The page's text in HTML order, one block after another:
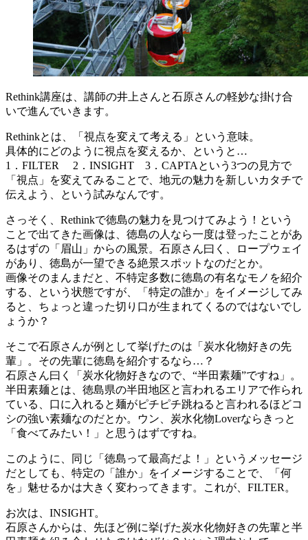
Rethink講座は、講師の井上さんと石原さんの軽妙な掛け合
いで進んでいきます。
Rethinkとは、「視点を変えて考える」という意味。
具体的にどのように視点を変えるか、というと…
1．FILTER 2．INSIGHT 3．CAPTAという3つの見方で
「視点」を変えてみることで、地元の魅力を新しいカタチで
伝えよう、という試みなんです。
さっそく、Rethinkで徳島の魅力を見つけてみよう！という
ことで出てきた画像は、徳島の人なら一度は登ったことがあ
るはずの「眉山」からの風景。石原さん曰く、ロープウェイ
があり、徳島が一望できる絶景スポットなのだとか。
画像そのまんまだと、不特定多数に徳島の有名なモノを紹介
する、という状態ですが、「特定の誰か」をイメージしてみ
ると、ちょっと違った切り口が生まれてくるのではないでし
ょうか？
そこで石原さんが例として挙げたのは「炭水化物好きの先
輩」。その先輩に徳島を紹介するなら…？
石原さん曰く「炭水化物好きなので、“半田素麺”ですね」。
半田素麺とは、徳島県の半田地区と言われるエリアで作られ
ている、口に入れると麺がピチピチ跳ねると言われるほどコ
シの強い素麺なのだとか。ウン、炭水化物Loverならきっと
「食べてみたい！」と思うはずですね。
このように、同じ「徳島って最高だよ！」というメッセージ
だとしても、特定の「誰か」をイメージすることで、「何
を」魅せるかは大きく変わってきます。これが、FILTER。
お次は、INSIGHT。
石原さんからは、先ほど例に挙げた炭水化物好きの先輩と半